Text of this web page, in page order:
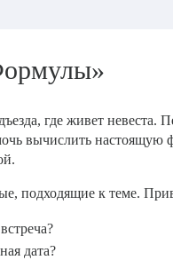
где живет невеста.
вычислить настоящую
подходящие к теме.
дата?